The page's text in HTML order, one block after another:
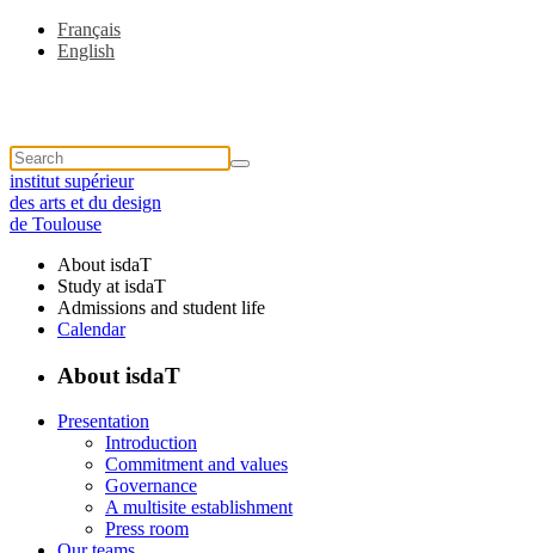
Français
English
institut supérieur
des arts et du design
de Toulouse
About isdaT
Study at isdaT
Admissions and student life
Calendar
About isdaT
Presentation
Introduction
Commitment and values
Governance
A multisite establishment
Press room